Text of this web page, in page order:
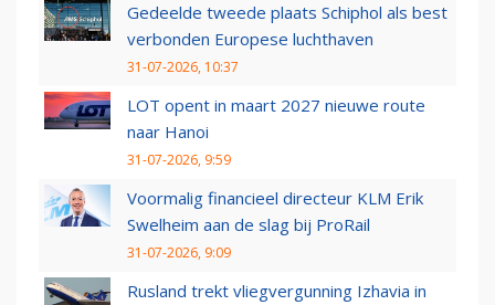
Gedeelde tweede plaats Schiphol als best
verbonden Europese luchthaven
31-07-2026, 10:37
LOT opent in maart 2027 nieuwe route
naar Hanoi
31-07-2026, 9:59
Voormalig financieel directeur KLM Erik
Swelheim aan de slag bij ProRail
31-07-2026, 9:09
Rusland trekt vliegvergunning Izhavia in